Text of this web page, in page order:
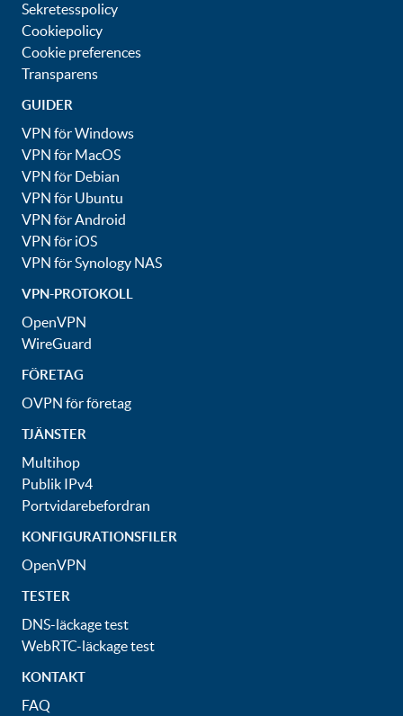
Sekretesspolicy
Cookiepolicy
Cookie preferences
Transparens
GUIDER
VPN för Windows
VPN för MacOS
VPN för Debian
VPN för Ubuntu
VPN för Android
VPN för iOS
VPN för Synology NAS
VPN-PROTOKOLL
OpenVPN
WireGuard
FÖRETAG
OVPN för företag
TJÄNSTER
Multihop
Publik IPv4
Portvidarebefordran
KONFIGURATIONSFILER
OpenVPN
TESTER
DNS-läckage test
WebRTC-läckage test
KONTAKT
FAQ